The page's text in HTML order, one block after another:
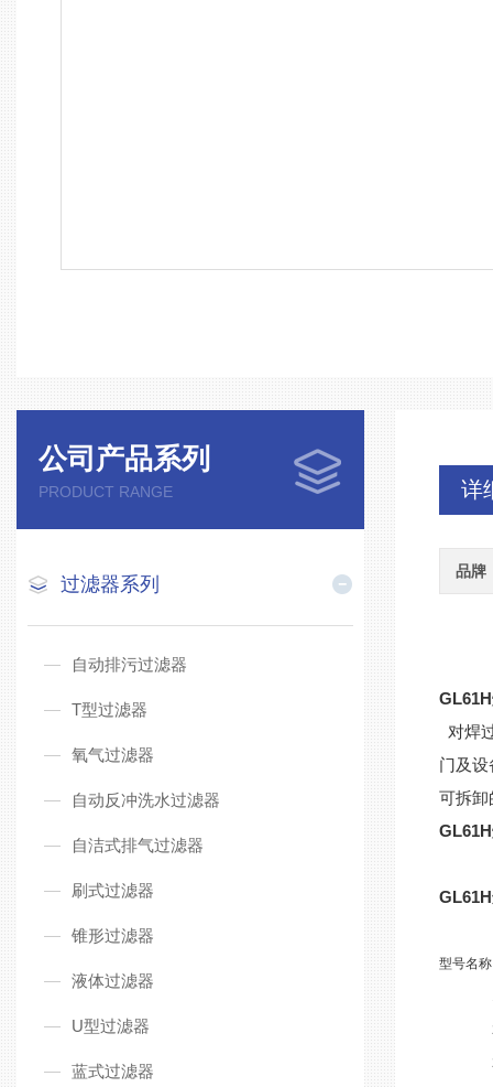
公司产品系列
PRODUCT RANGE
过滤器系列
自动排污过滤器
T型过滤器
氧气过滤器
自动反冲洗水过滤器
自洁式排气过滤器
刷式过滤器
锥形过滤器
液体过滤器
U型过滤器
蓝式过滤器
详
品牌
对焊
门及
可拆卸
型号名称